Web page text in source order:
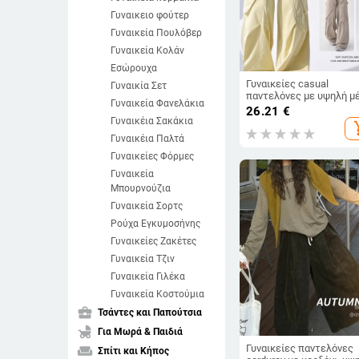
Γυναικειο φούτερ
Γυναικεία Πουλόβερ
Γυναικεία Κολάν
Εσώρουχα
Γυναικία Σετ
Γυναικεία Φανελάκια
Γυναικέια Σακάκια
Γυναικέια Παλτά
Γυναικείες Φόρμες
Γυναικεία
Μπουρνούζια
Γυναικεία Σορτς
Ρούχα Εγκυμοσήνης
Γυναικείες Ζακέτες
Γυναικεία Τζιν
Γυναικεία Γιλέκα
Γυναικεία Κοστούμια
business_center Τσάντες και Παπούτσια
child_friendly Για Μωρά & Παιδιά
weekend Σπίτι και Κήπος
Γυναικείες casual
παντελόνες με υψηλή
ίσιο κόψιμο,
μικροελαστικότητα,
μήκος, άνοιξη 2025
26.21 €
Γυναικείες παντελόνες